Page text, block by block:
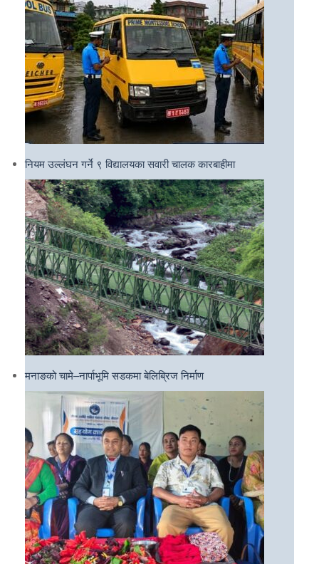
नियम उल्लंघन गर्ने ९ विद्यालयका सवारी चालक कारबाहीमा
मनाङको चामे–नार्पाभूमि सडकमा बेलिब्रिज निर्माण